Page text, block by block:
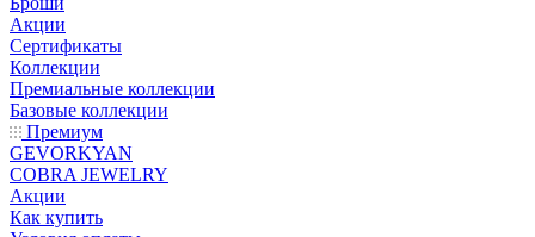
Акции
Сертификаты
Коллекции
Премиальные коллекции
Базовые коллекции
Премиум
GEVORKYAN
COBRA JEWELRY
Акции
Как купить